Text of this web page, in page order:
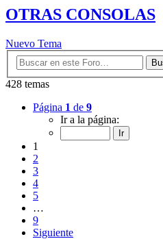
OTRAS CONSOLAS
Nuevo Tema
428 temas
Página 1 de 9
Ir a la página:
1
2
3
4
5
…
9
Siguiente